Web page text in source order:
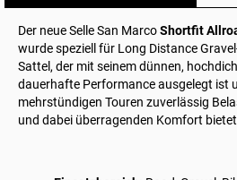
Der neue Selle San MarcoShortfit
wurde speziell für Long Distance
Sattel, der mit seinem dünnen,
dauerhafte Performance ausgelegt ist
mehrstündigen Touren zuverlässig
und dabei überragenden Komfort